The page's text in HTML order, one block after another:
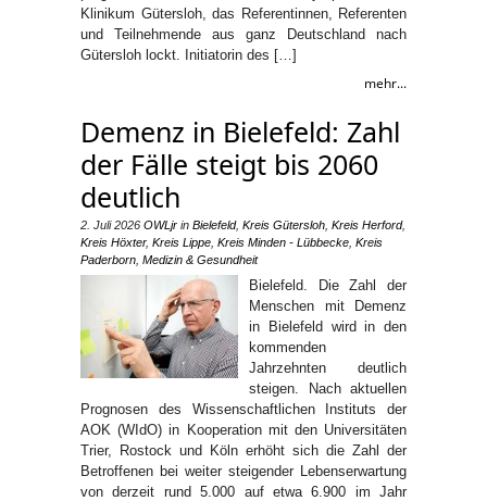
Klinikum Gütersloh, das Referentinnen, Referenten
und Teilnehmende aus ganz Deutschland nach
Gütersloh lockt. Initiatorin des […]
mehr...
Demenz in Bielefeld: Zahl
der Fälle steigt bis 2060
deutlich
2. Juli 2026 OWLjr in Bielefeld, Kreis Gütersloh Kreis Herford,
Kreis Höxter, Kreis Lippe Kreis Minden - Lübbecke Kreis
Paderborn Medizin & Gesundheit
Bielefeld. Die Zahl der
Menschen mit Demenz
in Bielefeld wird in den
kommenden
Jahrzehnten deutlich
steigen. Nach aktuellen
Prognosen des Wissenschaftlichen Instituts der
AOK (WIdO) in Kooperation mit den Universitäten
Trier, Rostock und Köln erhöht sich die Zahl der
Betroffenen bei weiter steigender Lebenserwartung
von derzeit rund 5.000 auf etwa 6.900 im Jahr